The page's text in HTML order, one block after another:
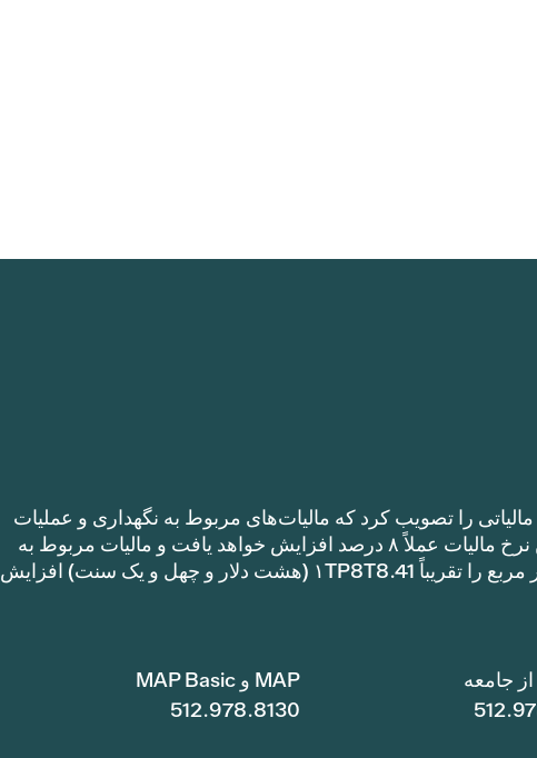
را تصویب کرد که مالیات‌های مربوط به نگهداری و عملیات
را نسبت به نرخ مالیات سال گذشته افزایش می‌دهد. این نرخ مالیات عملاً ۸ درصد افزایش خواهد یافت و مالیات مربوط به
نگهداری و عملیات یک خانه با متراژ ۱TP8T100,000 متر مربع را تقریباً ۱TP8T8.41 (هشت دلار و چهل و یک سنت) افزایش
MAP و MAP Basic
512.978.8130
جامعه